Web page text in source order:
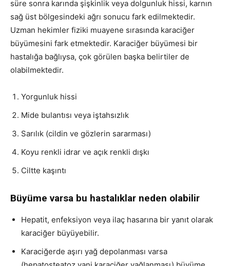
süre sonra karında şişkinlik veya dolgunluk hissi, karnın
sağ üst bölgesindeki ağrı sonucu fark edilmektedir.
Uzman hekimler fiziki muayene sırasında karaciğer
büyümesini fark etmektedir. Karaciğer büyümesi bir
hastalığa bağlıysa, çok görülen başka belirtiler de
olabilmektedir.
Yorgunluk hissi
Mide bulantısı veya iştahsızlık
Sarılık (cildin ve gözlerin sararması)
Koyu renkli idrar ve açık renkli dışkı
Ciltte kaşıntı
Büyüme varsa bu hastalıklar neden olabilir
Hepatit, enfeksiyon veya ilaç hasarına bir yanıt olarak
karaciğer büyüyebilir.
Karaciğerde aşırı yağ depolanması varsa